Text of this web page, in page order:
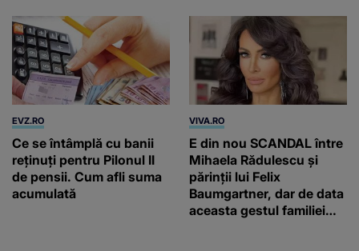
EVZ.RO
Ce se întâmplă cu banii
reținuți pentru Pilonul II
de pensii. Cum afli suma
acumulată
VIVA.RO
E din nou SCANDAL între
Mihaela Rădulescu și
părinții lui Felix
Baumgartner, dar de data
aceasta gestul familiei